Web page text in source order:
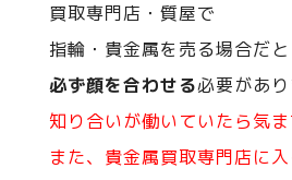
買取専門店・質屋で
指輪・貴金属を売る場合だと
必ず顔を合わせる必要があり
知り合いが働いていたら気ま
また、貴金属買取専門店に